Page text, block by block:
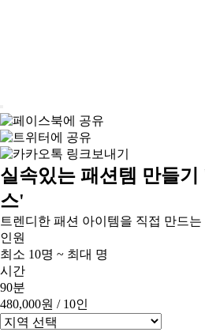
실속있는 패션템 만들기
스'
트렌디한 패션 아이템을 직접 만드는
인원
최소 10명 ~ 최대 명
시간
90분
480,000원 / 10인